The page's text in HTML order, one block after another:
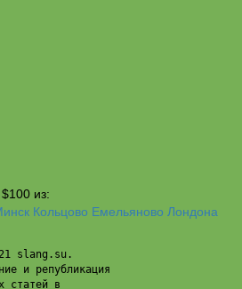
из:
Кольцово Емельяново Лондона
slang.su.
и републикация
статей в